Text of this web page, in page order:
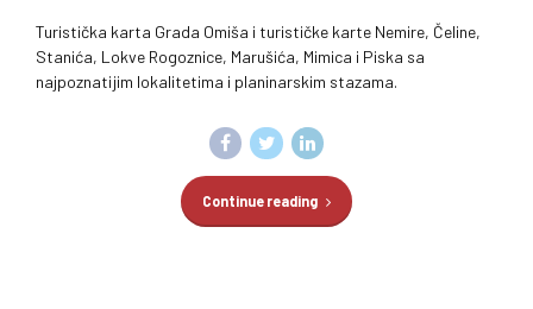
Turistička karta Grada Omiša i turističke karte Nemire, Čeline,
Stanića, Lokve Rogoznice, Marušića, Mimica i Piska sa
najpoznatijim lokalitetima i planinarskim stazama.
Continue reading